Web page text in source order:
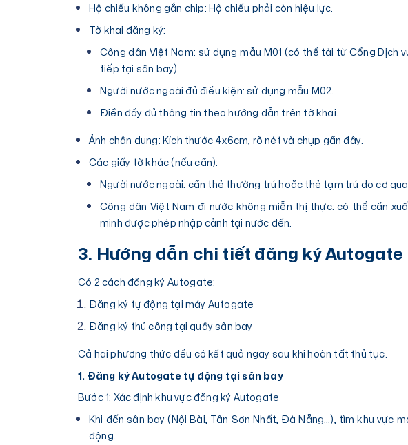
Hộ chiếu không gắn chip: Hộ chiếu phải còn hiệu lực.
Tờ khai đăng ký:
Công dân Việt Nam: sử dụng mẫu M01 (có thể tải từ Cổng Dịch
tiếp tại sân bay).
Người nước ngoài đủ điều kiện: sử dụng mẫu M02.
Điền đầy đủ thông tin theo hướng dẫn trên tờ khai.
Ảnh chân dung: Kích thước 4x6cm, rõ nét và chụp gần đây.
Các giấy tờ khác (nếu cần):
Người nước ngoài: cần thẻ thường trú hoặc thẻ tạm trú do cơ
Công dân Việt Nam đi nước không miễn thị thực: có thể cần
minh được phép nhập cảnh tại nước đến.
3. Hướng dẫn chi tiết đăng ký Autogate
Có 2 cách đăng ký Autogate:
Đăng ký tự động tại máy Autogate
Đăng ký thủ công tại quầy sân bay
Cả hai phương thức đều có kết quả ngay sau khi hoàn tất thủ tục.
1. Đăng ký Autogate tự động tại sân bay
Bước 1: Xác định khu vực đăng ký Autogate
Khi đến sân bay (Nội Bài, Tân Sơn Nhất, Đà Nẵng…), tìm khu vực
động.